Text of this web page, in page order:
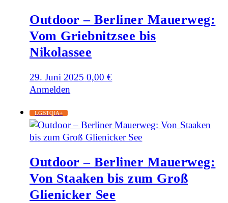
Outdoor – Berliner Mauerweg:
Vom Griebnitzsee bis
Nikolassee
29. Juni 2025 0,00€
Anmelden
LGBTQIA+
Outdoor – Berliner Mauerweg:
Von Staaken bis zum Groß
Glienicker See